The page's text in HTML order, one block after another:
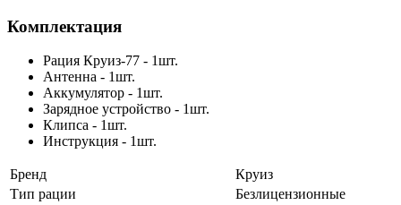
Комплектация
Рация Круиз-77 - 1шт.
Антенна - 1шт.
Аккумулятор - 1шт.
Зарядное устройство - 1шт.
Клипса - 1шт.
Инструкция - 1шт.
Бренд
Круиз
Тип рации
Безлицензионные